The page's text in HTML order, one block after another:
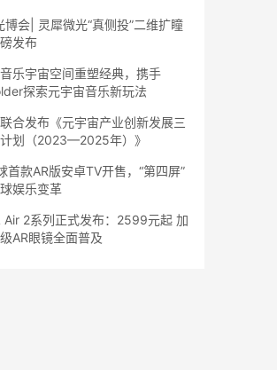
博会| 灵犀微光“真侧投”二维扩瞳
发布
乐宇宙空间重塑经典，携手
探索元宇宙音乐新玩法
合发布《元宇宙产业创新发展三
划（2023—2025年）》
首款AR版安卓TV开售，“第四屏”
娱乐变革
Air 2系列正式发布：2599元起 加
AR眼镜全面普及